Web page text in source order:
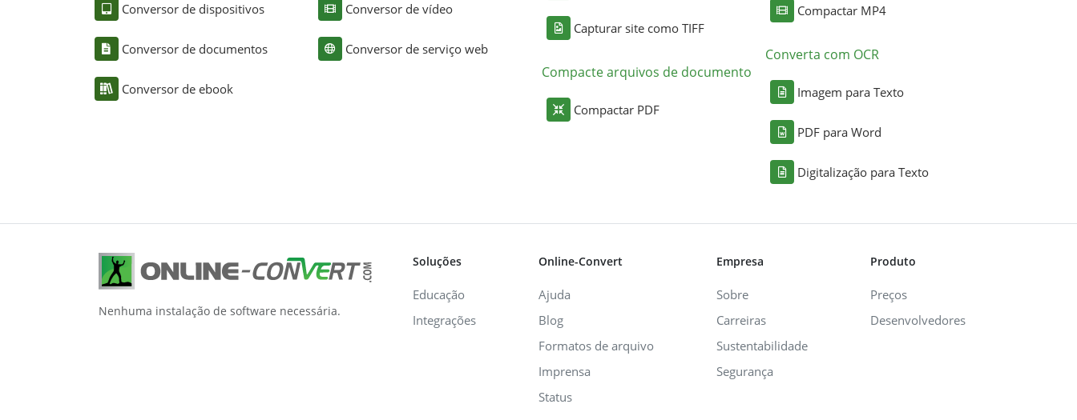
Conversor de dispositivos
Conversor de documentos
Conversor de ebook
Conversor de vídeo
Conversor de serviço web
Capturar site como TIFF
Compacte arquivos de documento
Compactar PDF
Compactar MP4
Converta com OCR
Imagem para Texto
PDF para Word
Digitalização para Texto
Nenhuma instalação de software necessária.
Soluções
Educação
Integrações
Online-Convert
Ajuda
Blog
Formatos de arquivo
Imprensa
Status
Empresa
Sobre
Carreiras
Sustentabilidade
Segurança
Produto
Preços
Desenvolvedores